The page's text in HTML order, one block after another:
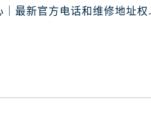
北京浪琴官